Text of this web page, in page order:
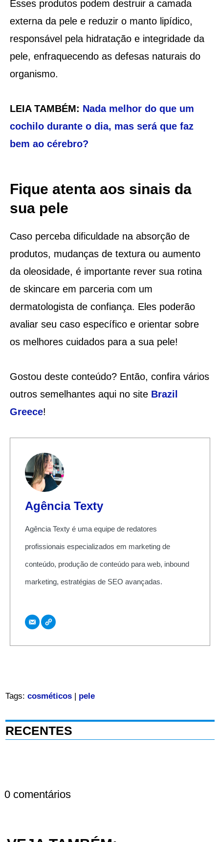
Esses produtos podem destruir a camada
externa da pele e reduzir o manto lipídico,
responsável pela hidratação e integridade da
pele, enfraquecendo as defesas naturais do
organismo.
LEIA TAMBÉM: Nada melhor do que um
cochilo durante o dia, mas será que faz
bem ao cérebro?
Fique atenta aos sinais da
sua pele
Caso perceba dificuldade na absorção de
produtos, mudanças de textura ou aumento
da oleosidade, é importante rever sua rotina
de skincare em parceria com um
dermatologista de confiança. Eles poderão
avaliar seu caso específico e orientar sobre
os melhores cuidados para a sua pele!
Gostou deste conteúdo? Então, confira vários
outros semelhantes aqui no site Brazil
Greece!
Agência Texty
Agência Texty é uma equipe de redatores
profissionais especializados em marketing de
conteúdo, produção de conteúdo para web, inbound
marketing, estratégias de SEO avançadas.
Tags: cosméticos| pele
RECENTES
0 comentários